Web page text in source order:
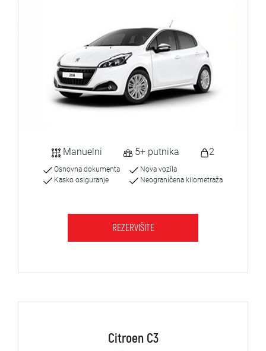
Manuelni 5+ putnika 2
Osnovna dokumenta
Kasko osiguranje
Nova vozila
Neograničena kilometraža
REZERVIŠITE
Citroen C3